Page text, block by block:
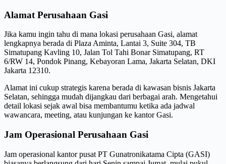
Alamat Perusahaan Gasi
Jika kamu ingin tahu di mana lokasi perusahaan Gasi, alamat
lengkapnya berada di Plaza Aminta, Lantai 3, Suite 304, TB
Simatupang Kavling 10, Jalan Tol Tahi Bonar Simatupang, RT
6/RW 14, Pondok Pinang, Kebayoran Lama, Jakarta Selatan, DKI
Jakarta 12310.
Alamat ini cukup strategis karena berada di kawasan bisnis Jakarta
Selatan, sehingga mudah dijangkau dari berbagai arah. Mengetahui
detail lokasi sejak awal bisa membantumu ketika ada jadwal
wawancara, meeting, atau kunjungan ke kantor Gasi.
Jam Operasional Perusahaan Gasi
Jam operasional kantor pusat PT Gunatronikatama Cipta (GASI)